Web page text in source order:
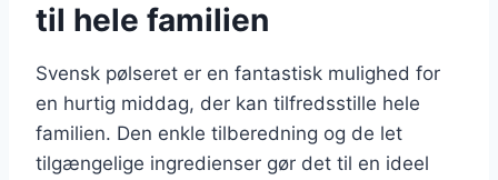
til hele familien
Svensk pølseret er en fantastisk mulighed for
en hurtig middag, der kan tilfredsstille hele
familien. Den enkle tilberedning og de let
tilgængelige ingredienser gør det til en ideel